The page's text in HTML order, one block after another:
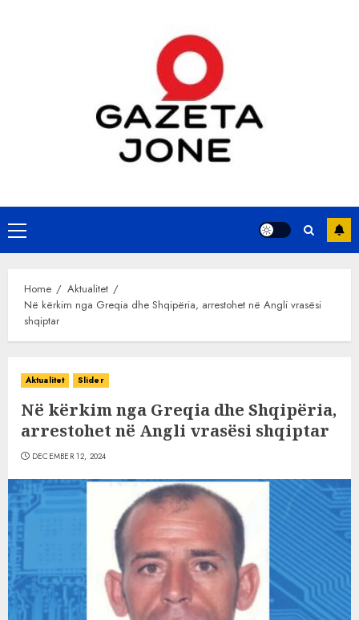
Primary
Menu
Home
Aktualitet
Në kërkim nga Greqia dhe Shqipëria, arrestohet në Angli vrasësi
shqiptar
Aktualitet Slider
Në kërkim nga Greqia dhe Shqipëria,
arrestohet në Angli vrasësi shqiptar
DECEMBER 12, 2024